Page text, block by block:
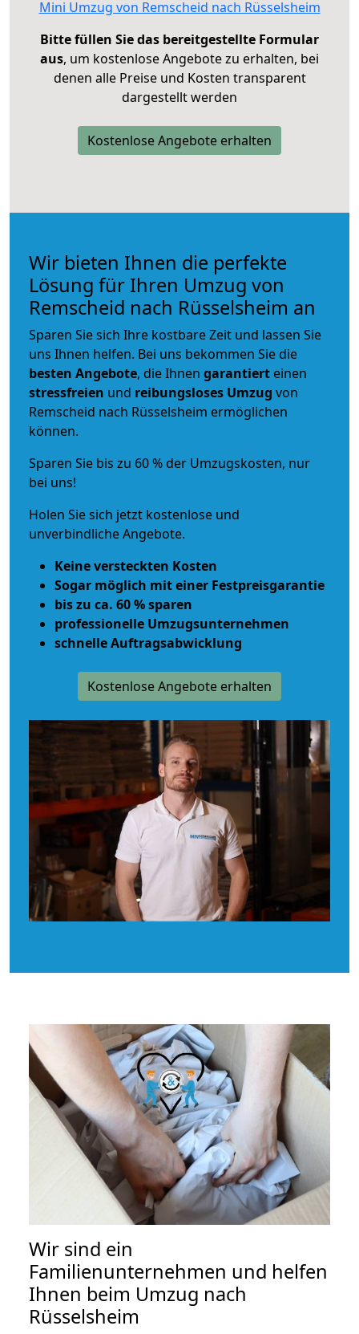
Mini Umzug von Remscheid nach Rüsselsheim
Bitte füllen Sie das bereitgestellte Formular
aus, um kostenlose Angebote zu erhalten, bei
denen alle Preise und Kosten transparent
dargestellt werden
Kostenlose Angebote erhalten
Wir bieten Ihnen die perfekte
Lösung für Ihren Umzug von
Remscheid nach Rüsselsheim an
Sparen Sie sich Ihre kostbare Zeit und lassen Sie
uns Ihnen helfen. Bei uns bekommen Sie die
besten Angebote, die Ihnen garantiert einen
stressfreien und reibungsloses Umzug von
Remscheid nach Rüsselsheim ermöglichen
können.
Sparen Sie bis zu 60 % der Umzugskosten, nur
bei uns!
Holen Sie sich jetzt kostenlose und
unverbindliche Angebote.
Keine versteckten Kosten
Sogar möglich mit einer Festpreisgarantie
bis zu ca. 60 % sparen
professionelle Umzugsunternehmen
schnelle Auftragsabwicklung
Kostenlose Angebote erhalten
Wir sind ein
Familienunternehmen und helfen
Ihnen beim Umzug nach
Rüsselsheim